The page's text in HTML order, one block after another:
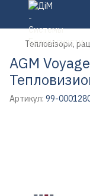
Тепловізори,
AGM
Артикул: 99-